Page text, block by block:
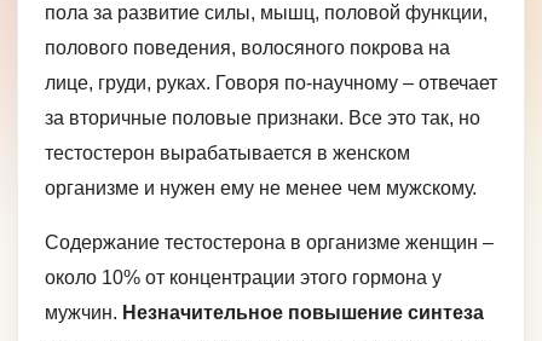
пола за развитие силы, мышц, половой функции,
полового поведения, волосяного покрова на
лице, груди, руках. Говоря по-научному – отвечает
за вторичные половые признаки. Все это так, но
тестостерон вырабатывается в женском
организме и нужен ему не менее чем мужскому.
Содержание тестостерона в организме женщин –
около 10% от концентрации этого гормона у
мужчин. Незначительное повышение синтеза